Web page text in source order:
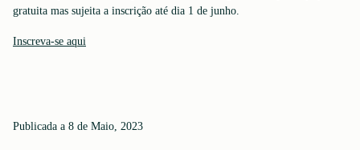
gratuita mas sujeita a inscrição até dia 1 de junho.
Inscreva-se aqui
Publicada a 8 de Maio, 2023